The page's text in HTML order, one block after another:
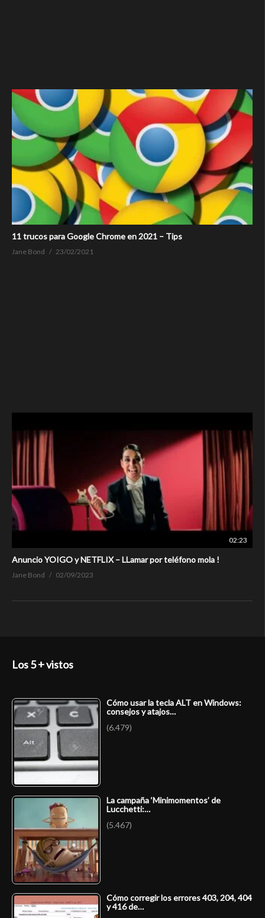
11 trucos para Google Chrome en 2021 – Tips
Jane Bond 23/02/2021
02:23
Anuncio YOIGO y NETFLIX – LLamar por teléfono mola !
Jane Bond 02/09/2023
Los 5 + vistos
Cómo usar la tecla ALT en Windows:
consejos y atajos…
(6.479)
La campaña ‘Minimomentos’ de
Lucchetti:…
(5.467)
Cómo corregir los errores 403, 204, 404
y 416 de…